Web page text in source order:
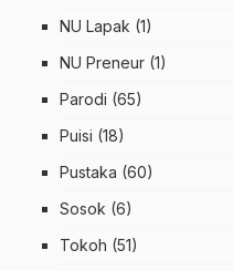
NU Lapak (1)
NU Preneur (1)
Parodi (65)
Puisi (18)
Pustaka (60)
Sosok (6)
Tokoh (51)